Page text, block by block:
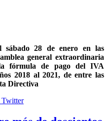
sábado 28 de enero en las
general extraordinaria
fórmula de pago del IVA
2018 al 2021, de entre las
Directiva